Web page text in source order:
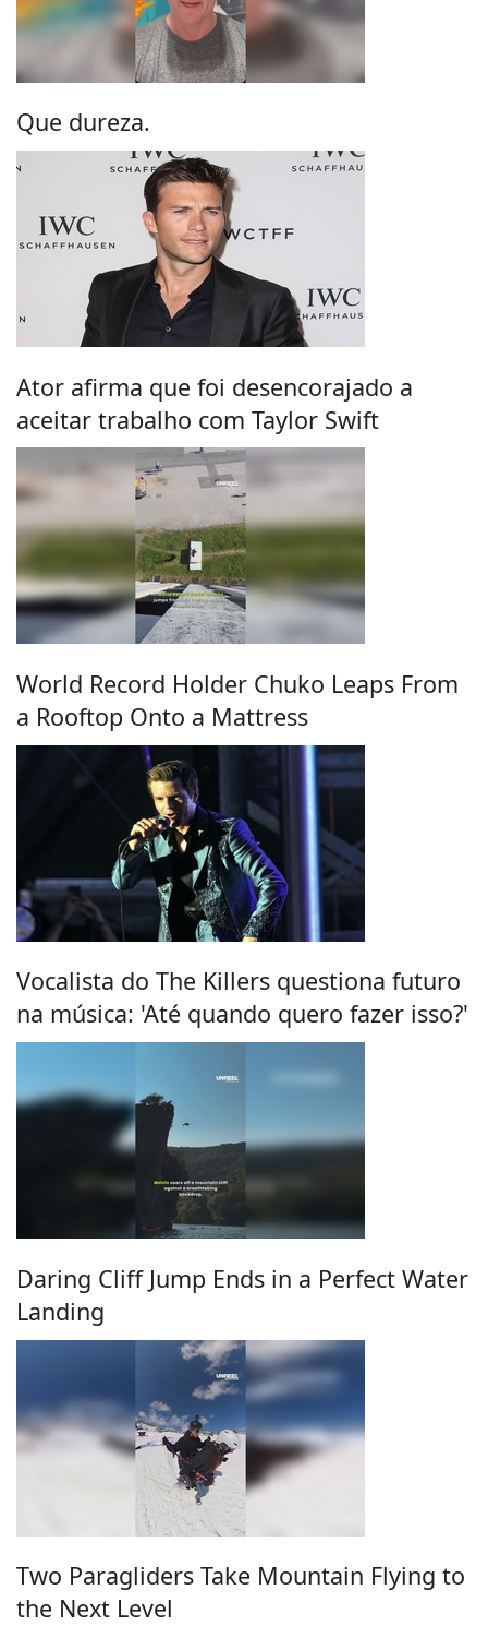
Que dureza.
Ator afirma que foi desencorajado a
aceitar trabalho com Taylor Swift
World Record Holder Chuko Leaps From
a Rooftop Onto a Mattress
Vocalista do The Killers questiona futuro
na música: 'Até quando quero fazer isso?'
Daring Cliff Jump Ends in a Perfect Water
Landing
Two Paragliders Take Mountain Flying to
the Next Level